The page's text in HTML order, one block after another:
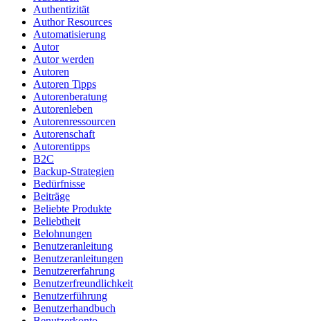
Authentizität
Author Resources
Automatisierung
Autor
Autor werden
Autoren
Autoren Tipps
Autorenberatung
Autorenleben
Autorenressourcen
Autorenschaft
Autorentipps
B2C
Backup-Strategien
Bedürfnisse
Beiträge
Beliebte Produkte
Beliebtheit
Belohnungen
Benutzeranleitung
Benutzeranleitungen
Benutzererfahrung
Benutzerfreundlichkeit
Benutzerführung
Benutzerhandbuch